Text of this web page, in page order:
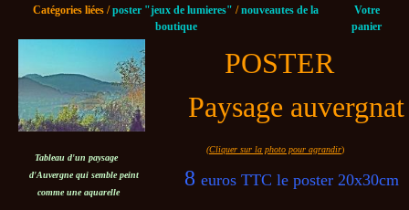
Catégories liées /poster "jeux de lumieres" /nouveautes de la
boutique
Votre
panier
Tableau d'un paysage
d'Auvergne qui semble peint
comme une aquarelle
POSTER
Paysage auvergnat
(Cliquer sur la photo pour agrandir)
8 euros TTC le poster 20x30cm